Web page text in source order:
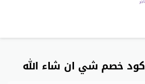
كود خصم شي ان شاء الله